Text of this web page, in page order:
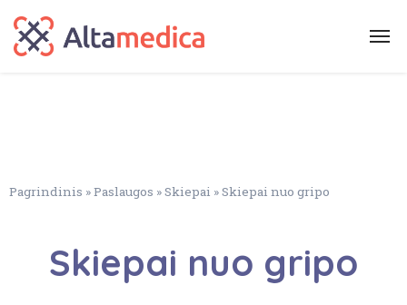
Pagrindinis »Paslaugos »Skiepai »Skiepai nuo gripo
Skiepai nuo gripo